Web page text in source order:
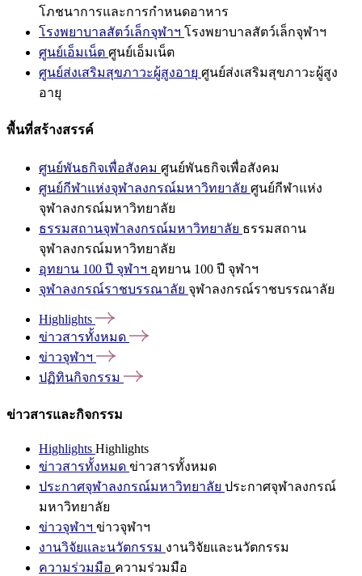
โภชนาการและการกำหนดอาหาร
โรงพยาบาลสัตว์เล็กจุฬาฯ โรงพยาบาลสัตว์เล็กจุฬาฯ
ศูนย์เอ็มเน็ต ศูนย์เอ็มเน็ต
ศูนย์ส่งเสริมสุขภาวะผู้สูงอายุ ศูนย์ส่งเสริมสุขภาวะผู้สูง
อายุ
พื้นที่สร้างสรรค์
ศูนย์พันธกิจเพื่อสังคม ศูนย์พันธกิจเพื่อสังคม
ศูนย์กีฬาแห่งจุฬาลงกรณ์มหาวิทยาลัย ศูนย์กีฬาแห่ง
จุฬาลงกรณ์มหาวิทยาลัย
ธรรมสถานจุฬาลงกรณ์มหาวิทยาลัย ธรรมสถาน
จุฬาลงกรณ์มหาวิทยาลัย
อุทยาน 100 ปี จุฬาฯ อุทยาน 100 ปี จุฬาฯ
จุฬาลงกรณ์ราชบรรณาลัย จุฬาลงกรณ์ราชบรรณาลัย
Highlights
ข่าวสารทั้งหมด
ข่าวจุฬาฯ
ปฏิทินกิจกรรม
ข่าวสารและกิจกรรม
Highlights Highlights
ข่าวสารทั้งหมด ข่าวสารทั้งหมด
ประกาศจุฬาลงกรณ์มหาวิทยาลัย ประกาศจุฬาลงกรณ์
มหาวิทยาลัย
ข่าวจุฬาฯ ข่าวจุฬาฯ
งานวิจัยและนวัตกรรม งานวิจัยและนวัตกรรม
ความร่วมมือ ความร่วมมือ